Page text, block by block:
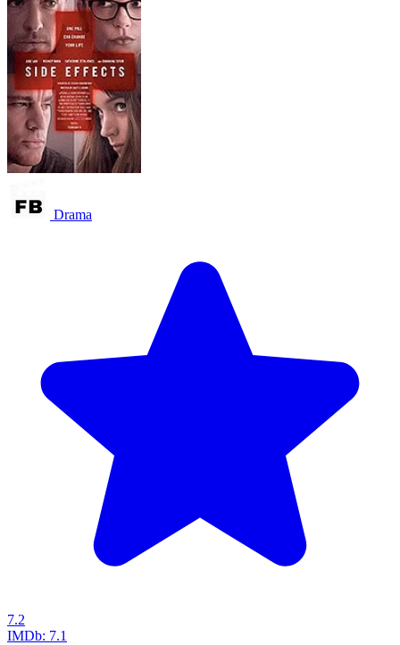
Drama
7.2
IMDb: 7.1